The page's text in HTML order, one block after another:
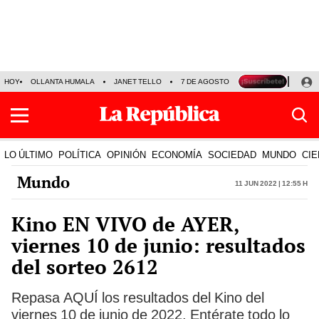
HOY OLLANTA HUMALA JANET TELLO 7 DE AGOSTO TINKA RESULTADOS
LO ÚLTIMO POLÍTICA OPINIÓN ECONOMÍA SOCIEDAD MUNDO
Mundo 11 Jun 2022 | 12:55 h
Kino EN VIVO de AYER,
viernes 10 de junio: resultados
del sorteo 2612
Repasa AQUÍ los resultados del Kino del
viernes 10 de junio de 2022. Entérate todo lo